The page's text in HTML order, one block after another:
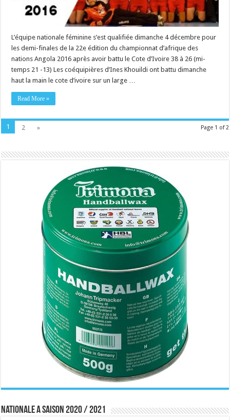
L’équipe nationale féminine s’est qualifiée dimanche 4 décembre pour
les demi-finales de la 22e édition du championnat d’afrique des
nations Angola 2016 après avoir battu le Cote d’Ivoire 38 à 26 (mi-
temps 21 -13) Les coéquipières d’Ines Khouildi ont battu dimanche
haut la main le cote d’ivoire sur un large …
Read More »
Page 1 of 2
1 2 »
Nationale A saison 2020 / 2021